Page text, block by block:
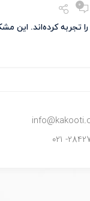
0
در ۱۲ هفته‌ی اول بارداری
- 021